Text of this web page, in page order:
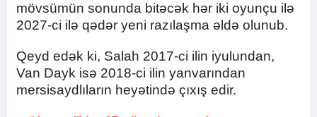
mövsümün sonunda bitəcək hər iki oyunçu ilə
2027-ci ilə qədər yeni razılaşma əldə olunub.
Qeyd edək ki, Salah 2017-ci ilin iyulundan,
Van Dayk isə 2018-ci ilin yanvarından
mersisaydlıların heyətində çıxış edir.